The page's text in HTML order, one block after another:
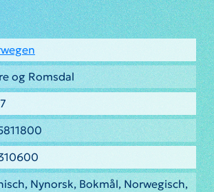
og Romsdal
Nynorsk, Bokmål, Norwegisch,